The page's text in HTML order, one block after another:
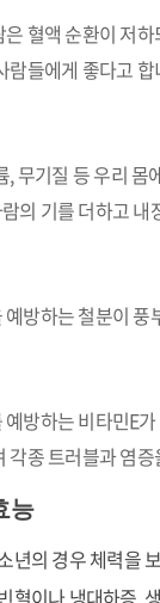
혈액 순환이 저
람들에게 좋다고 합
, 무기질 등 우리
의 기를 더하고
방하는 철분이
방하는 비타민E
각종 트러블과 염
능
년의 경우 체력을
혈이나 냉대하증,